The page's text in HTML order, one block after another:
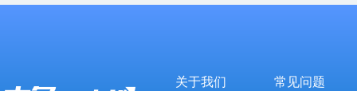
关于我们 常见问题